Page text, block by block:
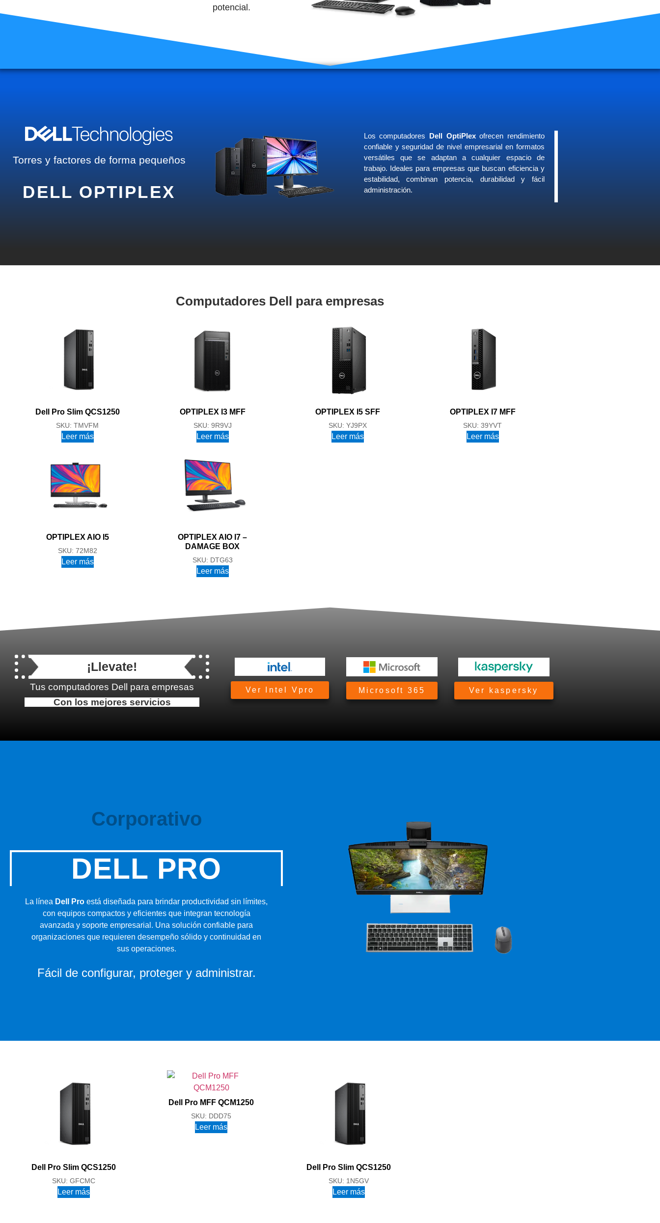
potencial.
Torres y factores de forma pequeños
DELL OPTIPLEX
Los computadores Dell OptiPlexofrecen rendimiento
confiable y seguridad de nivel empresarial en formatos
versátiles que se adaptan a cualquier espacio de
trabajo. Ideales para empresas que buscan eficiencia y
estabilidad, combinan potencia, durabilidad y fácil
administración.
Computadores Dell para empresas
Dell Pro Slim QCS1250
SKU: TMVFM
Leer más
OPTIPLEX I3 MFF
SKU: 9R9VJ
Leer más
OPTIPLEX I5 SFF
SKU: YJ9PX
Leer más
OPTIPLEX I7 MFF
SKU: 39YVT
Leer más
OPTIPLEX AIO I5
SKU: 72M82
Leer más
OPTIPLEX AIO I7 –
DAMAGE BOX
SKU: DTG63
Leer más
¡Llevate!
Tus computadores Dell para empresas
Con los mejores servicios
Ver Intel Vpro Microsoft 365 Ver kaspersky
Corporativo
DELL PRO
La línea Dell Pro está diseñada para brindar productividad sin límites,
con equipos compactos y eficientes que integran tecnología
avanzada y soporte empresarial. Una solución confiable para
organizaciones que requieren desempeño sólido y continuidad en
sus operaciones.
Fácil de configurar, proteger y administrar.
Dell Pro Slim QCS1250
SKU: GFCMC
Leer más
Dell Pro MFF QCM1250
SKU: DDD75
Leer más
Dell Pro Slim QCS1250
SKU: 1N5GV
Leer más